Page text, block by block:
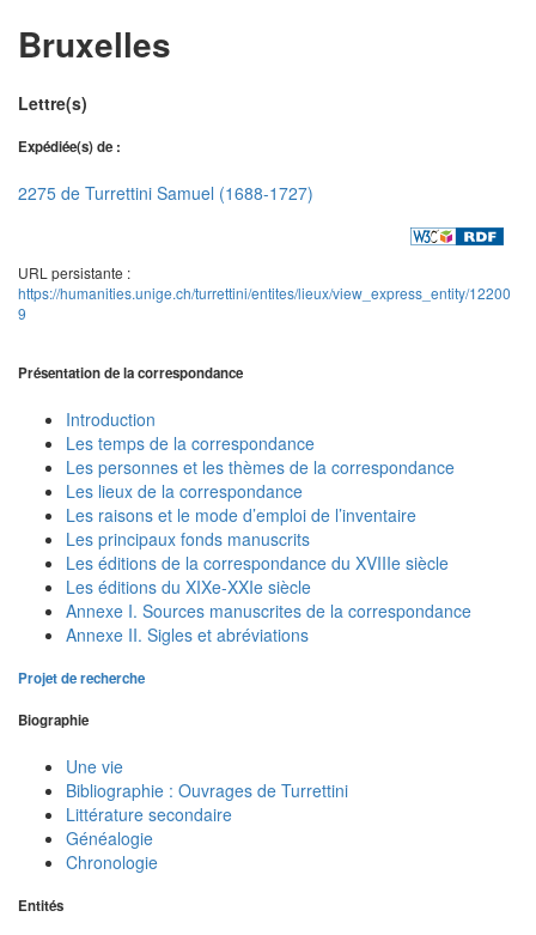
Bruxelles
Lettre(s)
Expédiée(s) de :
2275 de Turrettini Samuel (1688-1727)
URL persistante :
https://humanities.unige.ch/turrettini/entites/lieux/view_express_entity/12200
9
Présentation de la correspondance
Introduction
Les temps de la correspondance
Les personnes et les thèmes de la correspondance
Les lieux de la correspondance
Les raisons et le mode d’emploi de l’inventaire
Les principaux fonds manuscrits
Les éditions de la correspondance du XVIIIe siècle
Les éditions du XIXe-XXIe siècle
Annexe I. Sources manuscrites de la correspondance
Annexe II. Sigles et abréviations
Projet de recherche
Biographie
Une vie
Bibliographie : Ouvrages de Turrettini
Littérature secondaire
Généalogie
Chronologie
Entités